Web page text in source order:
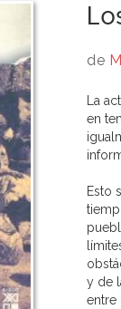
de
La
en
Esto
y de
entre